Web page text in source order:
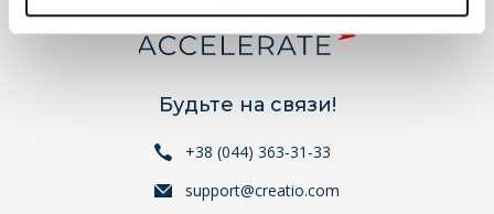
Будьте на связи!
+38 (044) 363-31-33
support@creatio.com